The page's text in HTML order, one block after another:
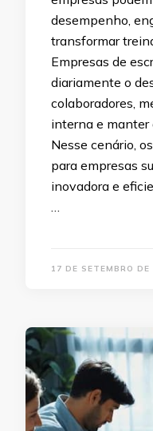
desempenho,
transformar
Empresas de
diariamente o
colaboradores,
interna e manter
Nesse cenário,
para empresas
inovadora e
17 DE SETEMBRO DE